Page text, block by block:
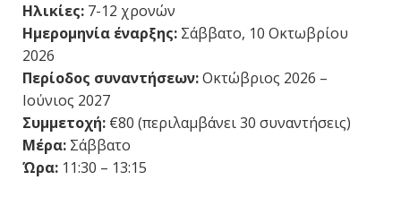
Ηλικίες: 7-12 χρονών
Ημερομηνία έναρξης: Σάββατο, 10 Οκτωβρίου
2026
Περίοδος συναντήσεων:Οκτώβριος 2026 –
Ιούνιος 2027
Συμμετοχή: €80 (περιλαμβάνει 30 συναντήσεις)
Μέρα: Σάββατο
Ώρα: 11:30 – 13:15